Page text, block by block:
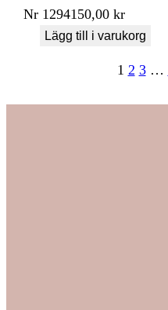
Nr 1294150,00kr
Lägg till i varukorg
1 2 3 …